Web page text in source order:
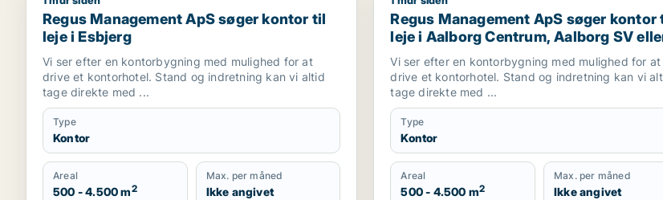
Regus Management ApS søger kontor til
leje i Esbjerg
Vi ser efter en kontorbygning med mulighed for at
drive et kontorhotel. Stand og indretning kan vi altid
tage direkte med ...
Type
Kontor
Areal
500 - 4.500 m2
Max. per måned
Ikke angivet
Regus Management ApS søger kontor
leje i Aalborg Centrum, Aalborg SV
Aalborg SØ m.fl.
Vi ser efter en kontorbygning med mulighed for at
drive et kontorhotel. Stand og indretning kan vi
tage direkte med ...
Type
Kontor
Areal
500 - 4.500 m2
Max. per måned
Ikke angivet